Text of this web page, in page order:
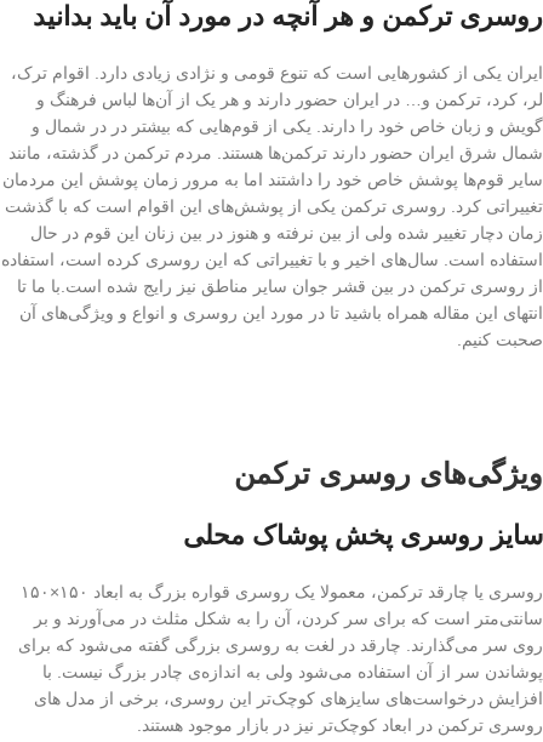
روسری ترکمن و هر آنچه در مورد آن باید بدانید
ایران یکی از کشورهایی است که تنوع قومی و نژادی زیادی دارد. اقوام ترک،
لر، کرد، ترکمن و… در ایران حضور دارند و هر یک از آن‌ها لباس فرهنگ و
گویش و زبان خاص خود را دارند. یکی از قوم‌هایی که بیشتر در در شمال و
شمال شرق ایران حضور دارند ترکمن‌ها هستند. مردم ترکمن در گذشته، مانند
سایر قوم‌ها پوشش خاص خود را داشتند اما به مرور زمان پوشش این مردمان
تغییراتی کرد. روسری ترکمن یکی از پوشش‌های این اقوام است که با گذشت
زمان دچار تغییر شده ولی از بین نرفته و هنوز در بین زنان این قوم در حال
استفاده است. سال‌های اخیر و با تغییراتی که این روسری کرده است، استفاده
از روسری ترکمن در بین قشر جوان سایر مناطق نیز رایج شده است.با ما تا
انتهای این مقاله همراه باشید تا در مورد این روسری و انواع و ویژگی‌های آن
صحبت کنیم.
ویژگی‌های روسری ترکمن
سایز روسری پخش پوشاک محلی
روسری یا چارقد ترکمن، معمولا یک روسری قواره بزرگ به ابعاد ۱۵۰×۱۵۰
سانتی‌متر است که برای سر کردن، آن را به شکل مثلث در می‌آورند و بر
روی سر می‌گذارند. چارقد در لغت به روسری بزرگی گفته می‌شود که برای
پوشاندن سر از آن استفاده می‌شود ولی به اندازه‌ی چادر بزرگ نیست. با
افزایش درخواست‌های سایز‌های کوچک‌تر این روسری، برخی از مدل های
روسری ترکمن در ابعاد کوچک‌تر نیز در بازار موجود هستند.